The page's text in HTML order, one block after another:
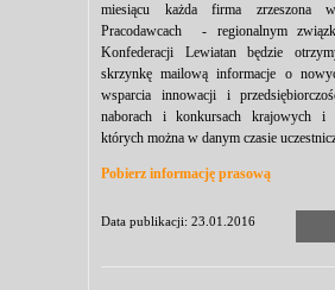
miesiącu każda firma zrzeszona
Pracodawcach - regionalnym
Konfederacji Lewiatan będzie
skrzynkę mailową informacje o
wsparcia innowacji i
naborach i konkursach krajowych i
których można w danym czasie
Pobierz informację prasową
Data publikacji: 23.01.2016